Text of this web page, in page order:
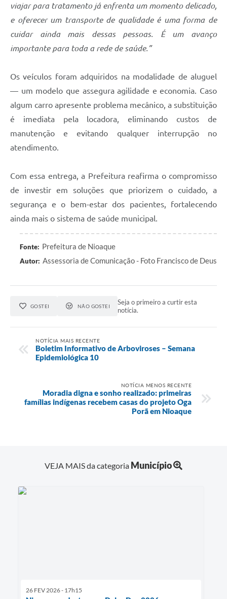
viajar para tratamento já enfrenta um momento delicado,
e oferecer um transporte de qualidade é uma forma de
cuidar ainda mais dessas pessoas. É um avanço
importante para toda a rede de saúde.”
Os veículos foram adquiridos na modalidade de aluguel
— um modelo que assegura agilidade e economia. Caso
algum carro apresente problema mecânico, a substituição
é imediata pela locadora, eliminando custos de
manutenção e evitando qualquer interrupção no
atendimento.
Com essa entrega, a Prefeitura reafirma o compromisso
de investir em soluções que priorizem o cuidado, a
segurança e o bem-estar dos pacientes, fortalecendo
ainda mais o sistema de saúde municipal.
Fonte: Prefeitura de Nioaque
Autor: Assessoria de Comunicação - Foto Francisco de Deus
GOSTEI NÃO GOSTEI
Seja o primeiro a curtir esta
notícia.
NOTÍCIA MAIS RECENTE
Boletim Informativo de Arboviroses – Semana
Epidemiológica 10
NOTÍCIA MENOS RECENTE
Moradia digna e sonho realizado: primeiras
famílias indígenas recebem casas do projeto Oga
Porã em Nioaque
VEJA MAIS da categoria Município
26 FEV 2026 - 17h15